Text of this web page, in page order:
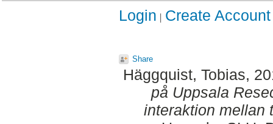
Login Create Account
Share
Häggquist, Tobias,
på Uppsala
interaktion mellan